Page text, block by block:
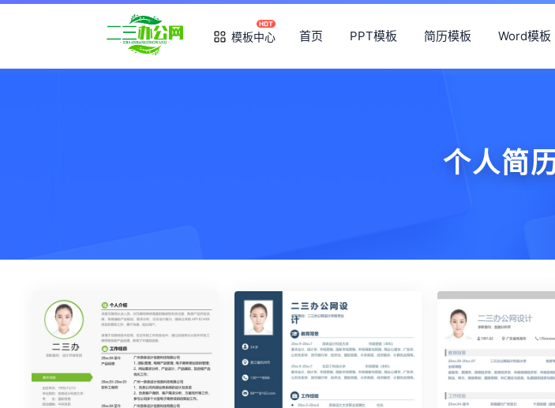
模板中心 首页 PPT模板 简历模板 Word模板
个人简